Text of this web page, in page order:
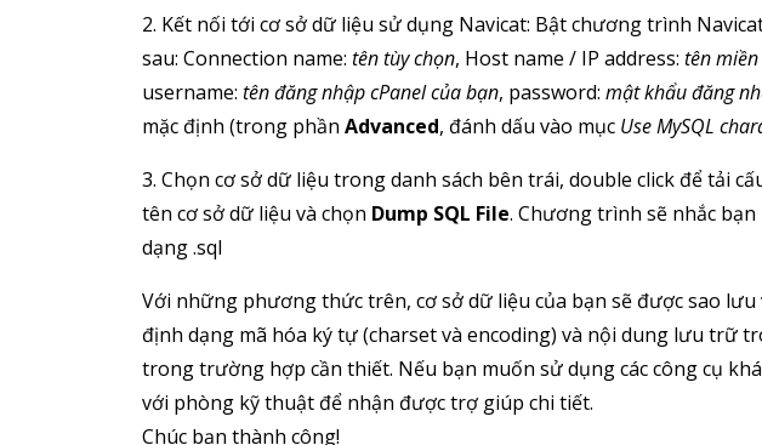
2. Kết nối tới cơ sở dữ liệu sử dụng Navicat: Bật chương trình
sau: Connection name: tên tùy chọn, Host name / IP address: tên
username: tên đăng nhập cPanel của bạn, password: mật khẩu đăng
mặc định (trong phần Advanced, đánh dấu vào mục Use MySQL
3. Chọn cơ sở dữ liệu trong danh sách bên trái, double click để tải
tên cơ sở dữ liệu và chọn Dump SQL File. Chương trình sẽ nhắc
dạng .sql
Với những phương thức trên, cơ sở dữ liệu của bạn sẽ được sao
định dạng mã hóa ký tự (charset và encoding) và nội dung lưu trữ
trong trường hợp cần thiết. Nếu bạn muốn sử dụng các công cụ
với phòng kỹ thuật để nhận được trợ giúp chi tiết.
Chúc bạn thành công!